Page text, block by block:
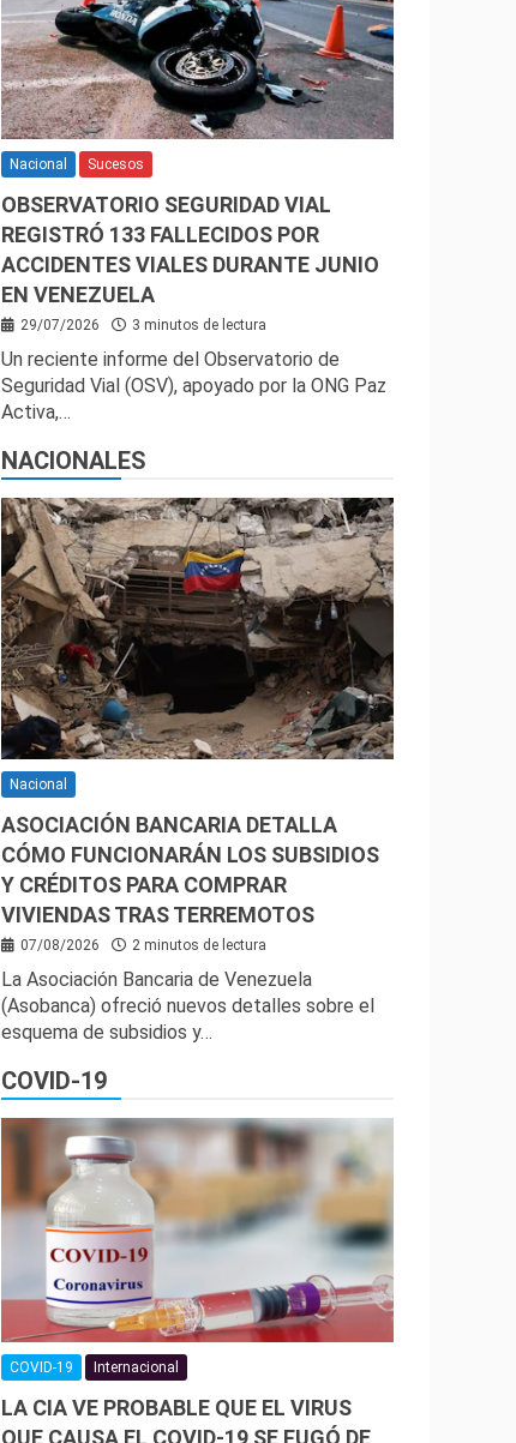
Nacional Sucesos
OBSERVATORIO SEGURIDAD VIAL
REGISTRÓ 133 FALLECIDOS POR
ACCIDENTES VIALES DURANTE JUNIO
EN VENEZUELA
29/07/2026 3 minutos de lectura
Un reciente informe del Observatorio de
Seguridad Vial (OSV), apoyado por la ONG Paz
Activa,…
NACIONALES
Nacional
ASOCIACIÓN BANCARIA DETALLA
CÓMO FUNCIONARÁN LOS SUBSIDIOS
Y CRÉDITOS PARA COMPRAR
VIVIENDAS TRAS TERREMOTOS
07/08/2026 2 minutos de lectura
La Asociación Bancaria de Venezuela
(Asobanca) ofreció nuevos detalles sobre el
esquema de subsidios y…
COVID-19
COVID-19 Internacional
LA CIA VE PROBABLE QUE EL VIRUS